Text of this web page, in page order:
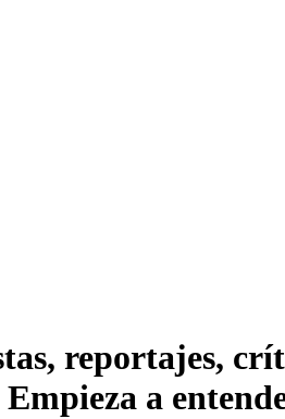
reportajes,
a